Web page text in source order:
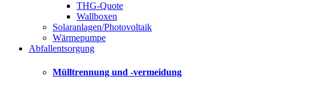
THG-Quote
Wallboxen
Solaranlagen/Photovoltaik
Wärmepumpe
Abfallentsorgung
Mülltrennung und -vermeidung